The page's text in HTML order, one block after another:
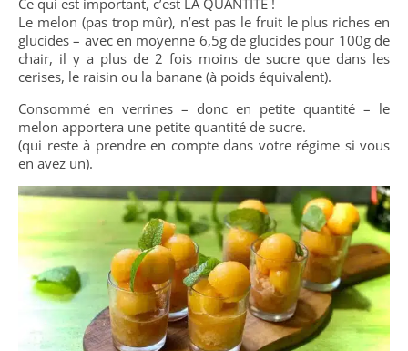
Le melon (pas trop mûr), n’est pas le fruit le plus riches en
glucides – avec en moyenne 6,5g de glucides pour 100g de
chair, il y a plus de 2 fois moins de sucre que dans les
cerises, le raisin ou la banane (à poids équivalent).
Consommé en verrines – donc en petite quantité – le
melon apportera une petite quantité de sucre.
(qui reste à prendre en compte dans votre régime si vous
en avez un).